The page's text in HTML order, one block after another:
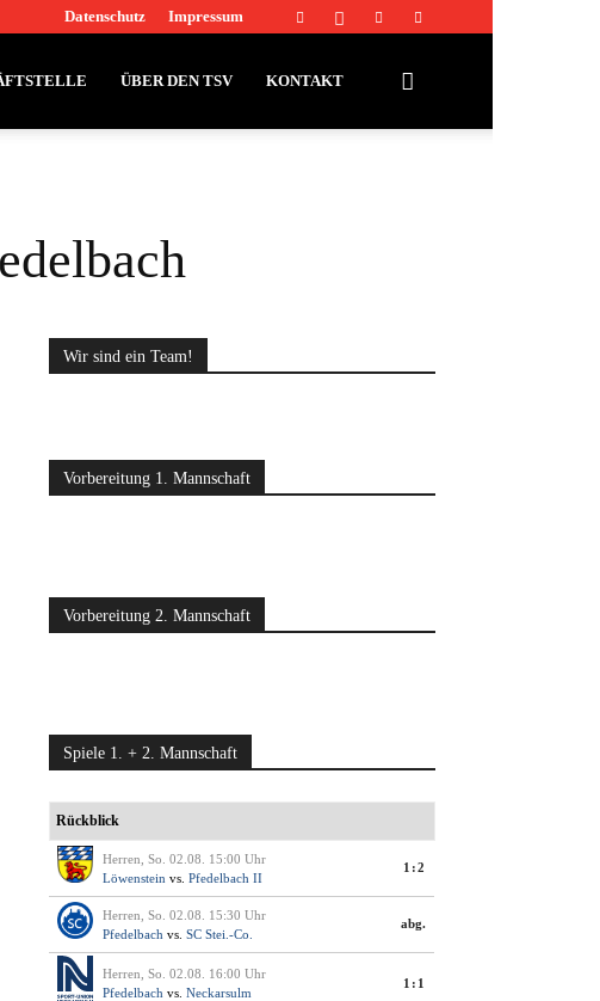
Datenschutz Impressum
ÜBER DEN TSV KONTAKT
Wir sind ein Team!
Vorbereitung 1. Mannschaft
Vorbereitung 2. Mannschaft
Spiele 1. + 2. Mannschaft
Rückblick
Herren, So. 02.08. 15:00 Uhr
Löwenstein vs. Pfedelbach II
1:2
Herren, So. 02.08. 15:30 Uhr
Pfedelbach vs. SC Stei.-Co.
abg.
Herren, So. 02.08. 16:00 Uhr
Pfedelbach vs. Neckarsulm
1:1